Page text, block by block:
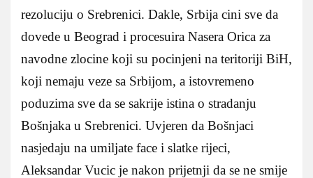
rezoluciju o Srebrenici. Dakle, Srbija cini sve da
dovede u Beograd i procesuira Nasera Orica za
navodne zlocine koji su pocinjeni na teritoriji BiH,
koji nemaju veze sa Srbijom, a istovremeno
poduzima sve da se sakrije istina o stradanju
Bošnjaka u Srebrenici. Uvjeren da Bošnjaci
nasjedaju na umiljate face i slatke rijeci,
Aleksandar Vucic je nakon prijetnji da se ne smije